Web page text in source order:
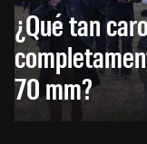
¿Qué tan
70 mm?